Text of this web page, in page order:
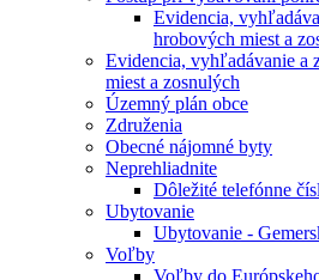
Evidencia,
hrobových miest a
Evidencia, vyhľadávanie a
miest a zosnulých
Územný plán obce
Združenia
Obecné nájomné byty
Neprehliadnite
Dôležité telefónne
Ubytovanie
Ubytovanie -
Voľby
Voľby do